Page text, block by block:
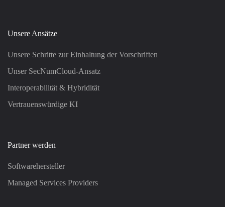
Unsere Ansätze
Unsere Schritte zur Einhaltung der Vorschriften
Unser SecNumCloud-Ansatz
Interoperabilität & Hybridität
Vertrauenswürdige KI
Partner werden
Softwarehersteller
Managed Services Providers